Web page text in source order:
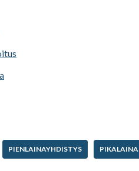
PIENLAINAYHDISTYS PIKALAINA